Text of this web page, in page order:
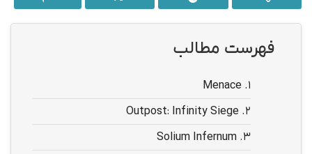
فهرست مطالب
1.
Menace
2.
Outpost: Infinity Siege
3.
Solium Infernum